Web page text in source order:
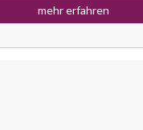
mehr erfahren